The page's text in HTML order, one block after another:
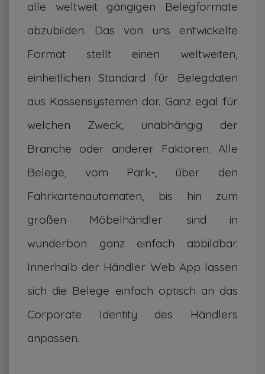
alle weltweit gängigen Belegformate
abzubilden. Das von uns entwickelte
Format stellt einen weltweiten,
einheitlichen Standard für Belegdaten
aus Kassensystemen dar. Ganz egal für
welchen Zweck, unabhängig der
Branche oder anderer Faktoren. Alle
Belege, vom Park-, über den
Fahrkartenautomaten, bis hin zum
großen Möbelhändler sind in
wunderbon ganz einfach abbildbar.
Innerhalb der Händler Web App lassen
sich die Belege einfach optisch an das
Corporate Identity des Händlers
anpassen.